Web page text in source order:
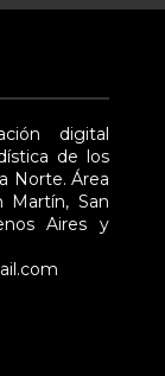
digital
de los
Norte. Área
Martín, San
Aires y